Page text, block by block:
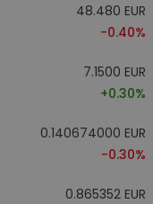
48.480 EUR
-0.40%
7.1500 EUR
+0.30%
0.140674000 EUR
-0.30%
0.865352 EUR